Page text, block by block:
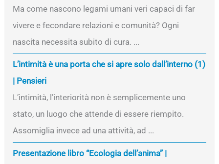
Ma come nascono legami umani veri capaci di far
vivere e fecondare relazioni e comunità? Ogni
nascita necessita subito di cura. ...
L’intimità è una porta che si apre solo dall’interno (1)
| Pensieri
L’intimità, l’interiorità non è semplicemente uno
stato, un luogo che attende di essere riempito.
Assomiglia invece ad una attività, ad ...
Presentazione libro “Ecologia dell’anima” |